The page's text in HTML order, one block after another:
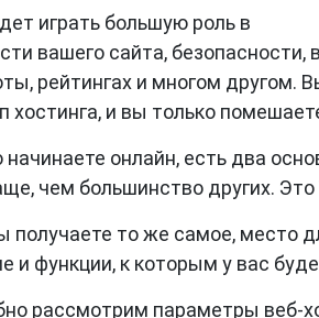
играть большую роль в
вашего сайта, безопасности,
рейтингах и многом другом.
хостинга, и вы только
начинаете онлайн, есть два
чем большинство других. Это
получаете то же самое, место
и функции, к которым у вас
рассмотрим параметры веб-